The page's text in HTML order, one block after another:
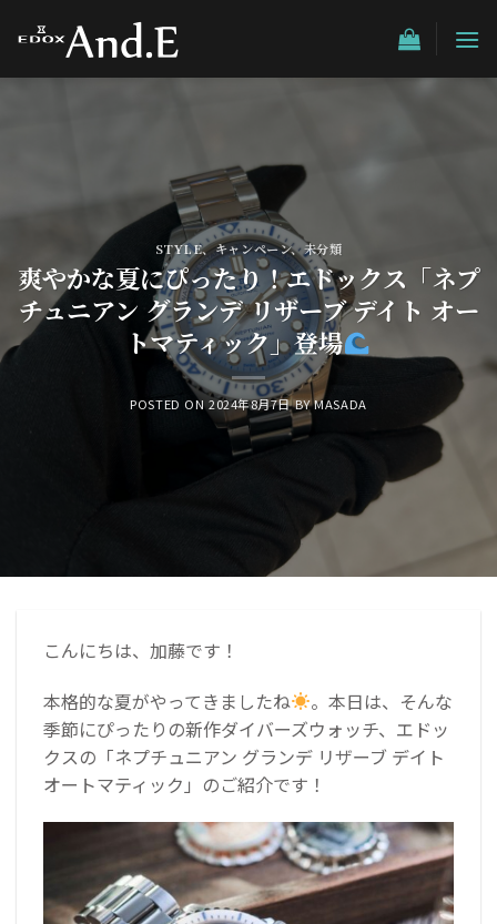
STYLE、キャンペーン、未分類
爽やかな夏にぴったり！エドックス「ネプ
チュニアン グランデ リザーブ デイト オー
トマティック」登場
POSTED ON2024年8月7日 BYMASADA
こんにちは、加藤です！
本格的な夏がやってきましたね
。本日は、そんな
季節にぴったりの新作ダイバーズウォッチ、エドッ
クスの「ネプチュニアン グランデ リザーブ デイト
オートマティック」のご紹介です！